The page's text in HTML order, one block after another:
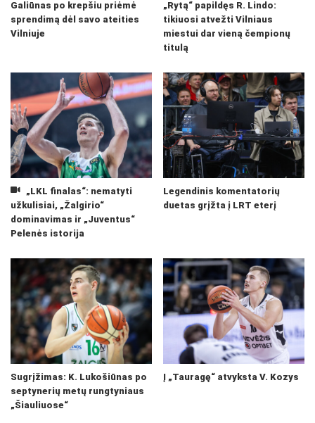
Galiūnas po krepšiu priėmė
sprendimą dėl savo ateities
Vilniuje
„Rytą“ papildęs R. Lindo:
tikiuosi atvežti Vilniaus
miestui dar vieną čempionų
titulą
„LKL finalas“: nematyti
užkulisiai, „Žalgirio“
dominavimas ir „Juventus“
Pelenės istorija
Legendinis komentatorių
duetas grįžta į LRT eterį
Sugrįžimas: K. Lukošiūnas po
septynerių metų rungtyniaus
„Šiauliuose“
Į „Tauragę“ atvyksta V. Kozys